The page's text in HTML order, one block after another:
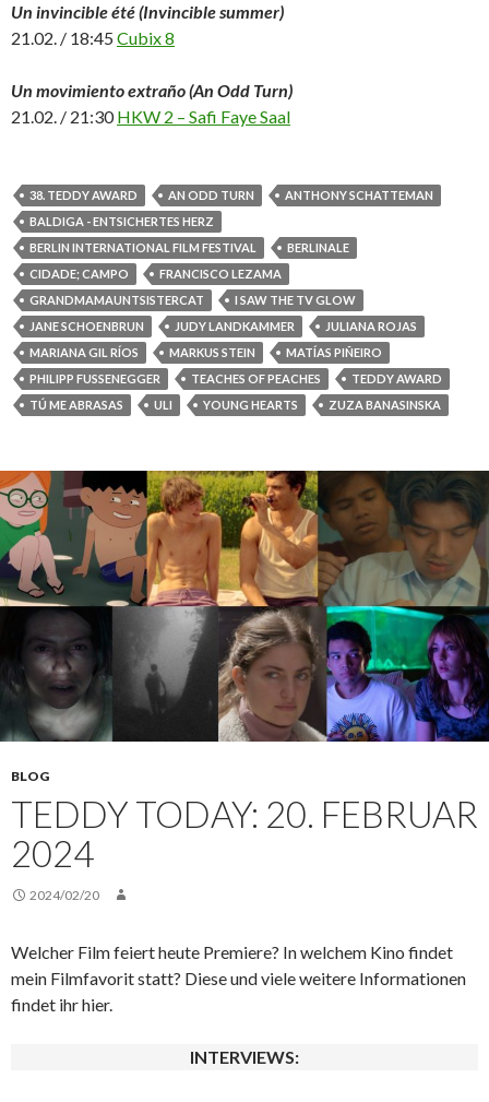
Un invincible été (Invincible summer)
21.02. / 18:45 Cubix 8
Un movimiento extraño (An Odd Turn)
21.02. / 21:30HKW 2 – Safi Faye Saal
38. TEDDY AWARD AN ODD TURN
ANTHONY SCHATTEMAN
BALDIGA - ENTSICHERTES HERZ
BERLIN INTERNATIONAL FILM FESTIVAL
BERLINALE
CIDADE; CAMPO
FRANCISCO LEZAMA
GRANDMAMAUNTSISTERCAT
I SAW THE TV GLOW
JANE SCHOENBRUN
JUDY LANDKAMMER
JULIANA ROJAS
MARIANA GIL RÍOS
MARKUS STEIN
MATÍAS PIÑEIRO
PHILIPP FUSSENEGGER
TEACHES OF PEACHES
TEDDY AWARD
TÚ ME ABRASAS
ULI YOUNG HEARTS ZUZA BANASINSKA
BLOG
TEDDY TODAY: 20. FEBRUAR
2024
2024/02/20
Welcher Film feiert heute Premiere? In welchem Kino findet
mein Filmfavorit statt? Diese und viele weitere Informationen
findet ihr hier.
INTERVIEWS: